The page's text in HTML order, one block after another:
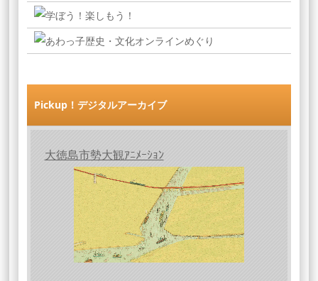
Pickup！デジタルアーカイブ
大徳島市勢大観ｱﾆﾒｰｼｮﾝ